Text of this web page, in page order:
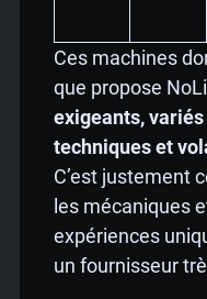
Ces machines
que propose
exigeants,
techniques et
C’est justement
les mécaniques
expériences
un fournisseur